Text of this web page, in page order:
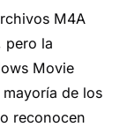
M4A
pero la
Movie
de los
reconocen